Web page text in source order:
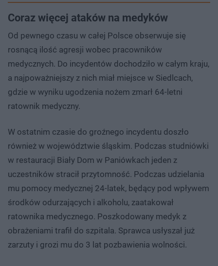
Coraz więcej ataków na medyków
Od pewnego czasu w całej Polsce obserwuje się
rosnącą ilość agresji wobec pracowników
medycznych. Do incydentów dochodziło w całym kraju,
a najpoważniejszy z nich miał miejsce w Siedlcach,
gdzie w wyniku ugodzenia nożem zmarł 64-letni
ratownik medyczny.
W ostatnim czasie do groźnego incydentu doszło
również w województwie śląskim. Podczas studniówki
w restauracji Biały Dom w Paniówkach jeden z
uczestników stracił przytomność. Podczas udzielania
mu pomocy medycznej 24-latek, będący pod wpływem
środków odurzających i alkoholu, zaatakował
ratownika medycznego. Poszkodowany medyk z
obrażeniami trafił do szpitala. Sprawca usłyszał już
zarzuty i grozi mu do 3 lat pozbawienia wolności.